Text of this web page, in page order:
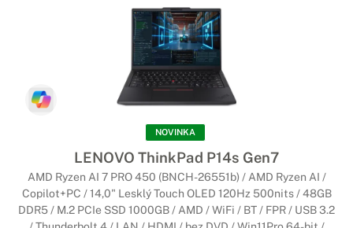
Windows v histórii. Notebooky Copilot+ sú vybavené
najnovšími nástrojmi umelej inteligencie, ktoré urýchľujú
vašu produktivitu a kreativitu.
NOVINKA
LENOVO ThinkPad P14s Gen7
AMD Ryzen AI 7 PRO 450 (BNCH-26551b) / AMD Ryzen AI /
Copilot+PC / 14,0" Lesklý Touch OLED 120Hz 500nits / 48GB
DDR5 / M.2 PCIe SSD 1000GB / AMD / WiFi / BT / FPR / USB 3.2